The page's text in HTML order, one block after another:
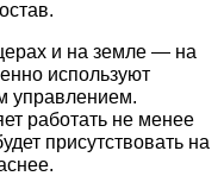
и на земле — на
используют
управлением.
работать не менее
присутствовать на